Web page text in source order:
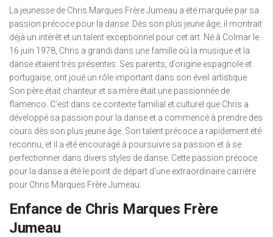
La jeunesse de Chris Marques Frère Jumeau a été marquée par sa
passion précoce pour la danse. Dès son plus jeune âge, il montrait
déjà un intérêt et un talent exceptionnel pour cet art. Né à Colmar le
16 juin 1978, Chris a grandi dans une famille où la musique et la
danse étaient très présentes. Ses parents, d’origine espagnole et
portugaise, ont joué un rôle important dans son éveil artistique.
Son père était chanteur et sa mère était une passionnée de
flamenco. C’est dans ce contexte familial et culturel que Chris a
développé sa passion pour la danse et a commencé à prendre des
cours dès son plus jeune âge. Son talent précoce a rapidement été
reconnu, et il a été encouragé à poursuivre sa passion et à se
perfectionner dans divers styles de danse. Cette passion précoce
pour la danse a été le point de départ d’une extraordinaire carrière
pour Chris Marques Frère Jumeau.
Enfance de Chris Marques Frère
Jumeau